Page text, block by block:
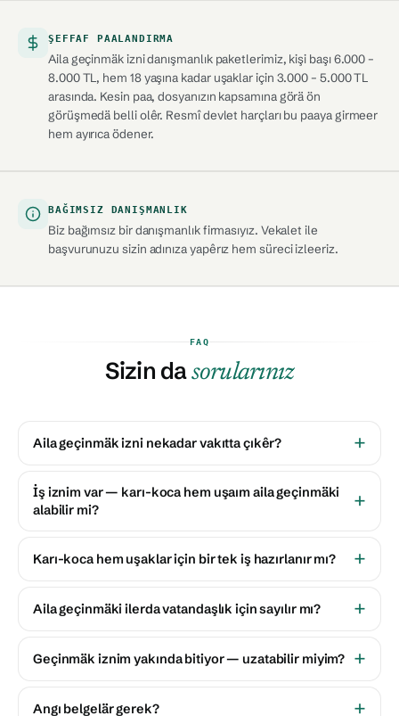
ŞEFFAF PAALANDIRMA
Aila geçinmäk izni danışmanlık paketlerimiz, kişi başı 6.000 –
8.000 TL, hem 18 yaşına kadar uşaklar için 3.000 – 5.000 TL
arasında. Kesin paa, dosyanızın kapsamına görä ön
görüşmedä belli olêr. Resmî devlet harçları bu paaya girmeer
hem ayırıca ödener.
BAĞIMSIZ DANIŞMANLIK
Biz bağımsız bir danışmanlık firmasıyız. Vekalet ile
başvurunuzu sizin adınıza yapêrız hem süreci izleeriz.
FAQ
Sizin dasorularınız
Aila geçinmäk izni nekadar vakıtta çıkêr?
İş iznim var — karı-koca hem uşaım aila geçinmäki
alabilir mi?
Karı-koca hem uşaklar için bir tek iş hazırlanır mı?
Aila geçinmäki ilerda vatandaşlık için sayılır mı?
Geçinmäk iznim yakında bitiyor — uzatabilir miyim?
Angı belgelär gerek?